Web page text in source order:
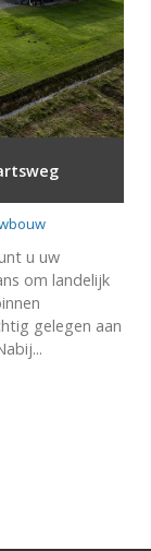
u uw
om landelijk
gelegen aan